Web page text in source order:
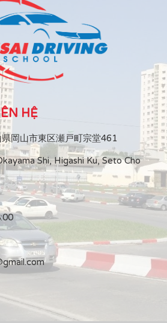
HỆ
岡山市東区瀬戸町宗堂461
Shi, Higashi Ku, Seto Cho